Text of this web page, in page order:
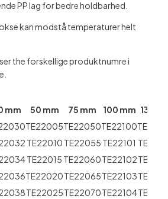
PP lag for bedre holdbarhed.
kan modstå temperaturer helt
the forskellige produktnumre i
mm 50 mm 75 mm 100 mm 130
TE22005TE22050TE22100
TE22010 TE22055 TE22101
TE22015 TE22060TE22102
TE22020TE22065TE22103
TE22025TE22070TE22104